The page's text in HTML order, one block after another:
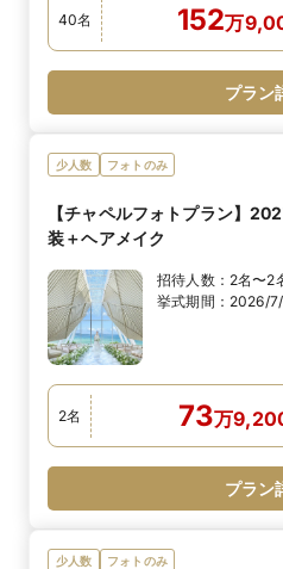
40名 152万
プラン
少人数 フォトのみ
【チャペルフォトプラン】
装＋ヘアメイク
招待人数： 2名〜2
挙式期間： 2026/
2名 73万
プラン
少人数 フォトのみ